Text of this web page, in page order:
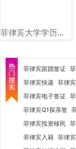
菲律宾大学学历图片样式讲解
菲律宾跟团签证
菲律宾快递 菲律
菲律宾电子签证
菲律宾Q1探亲签
菲律宾投资移民
菲律宾入籍 菲律